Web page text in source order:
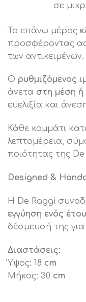
σε
Το επάνω μέρος
προσφέροντας
των αντικειμένων.
Ο ρυθμιζόμενος
άνετα στη μέση ή
ευελιξία και
Κάθε κομμάτι
λεπτομέρεια,
ποιότητας της
Designed &
Η De Raggi
εγγύηση ενός
δέσμευσή της για
Διαστάσεις:
Ύψος: 18 cm
Μήκος: 30 cm